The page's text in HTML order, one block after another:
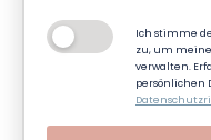
Ich stimme
zu, um
verwalten.
persönlichen